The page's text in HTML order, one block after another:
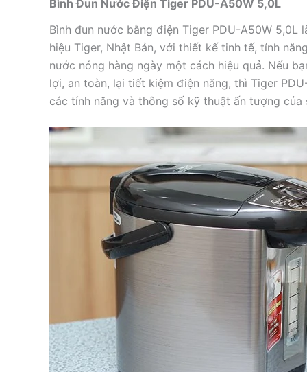
Bình Đun Nước Điện Tiger PDU-A50W 5,0L
Bình đun nước bằng điện Tiger PDU-A50W
hiệu Tiger, Nhật Bản, với thiết kế tinh tế, tính
nước nóng hàng ngày một cách hiệu quả. Nếu
lợi, an toàn, lại tiết kiệm điện năng, thì Tiger
các tính năng và thông số kỹ thuật ấn tượng